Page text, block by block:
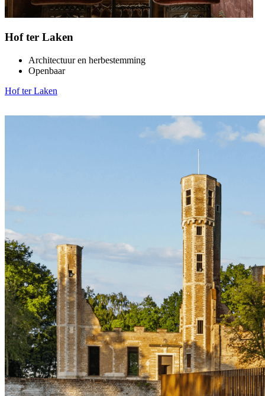
Hof ter Laken
Architectuur en herbestemming
Openbaar
Hof ter Laken